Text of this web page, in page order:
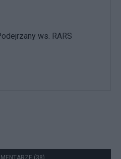
ws. RARS